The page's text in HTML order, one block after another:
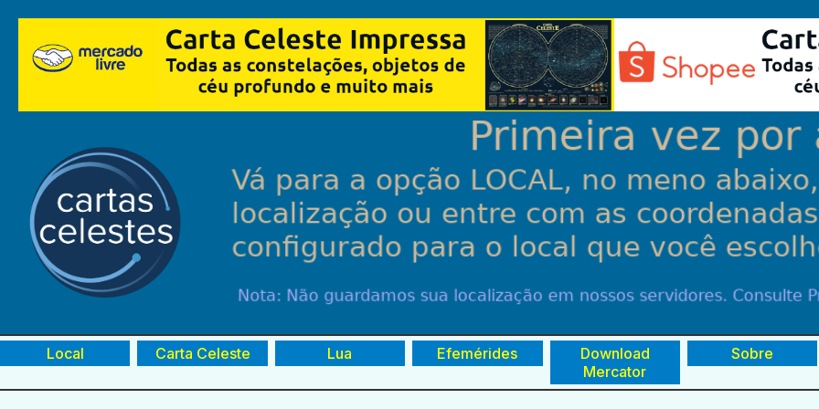
Local Carta Celeste Lua Efemérides
Download
Mercator
Sobre